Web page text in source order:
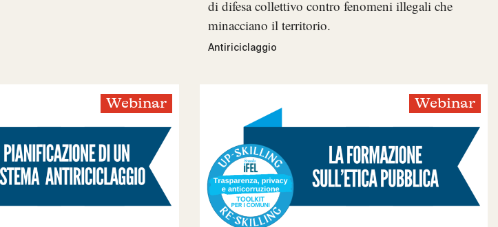
di difesa collettivo contro fenomeni illegali che
minacciano il territorio.
Antiriciclaggio
Webinar Webinar